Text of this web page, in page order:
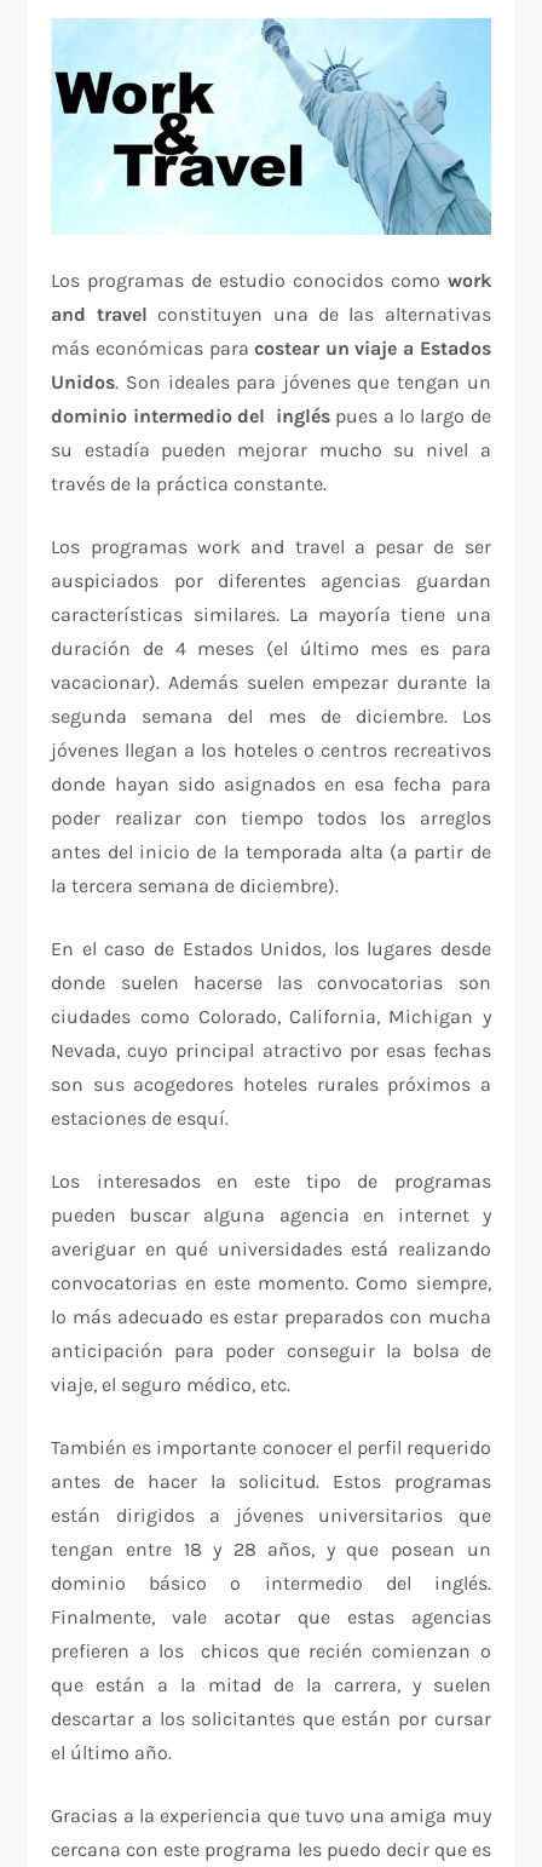
Los programas de estudio conocidos como work
and travel constituyen una de las alternativas
más económicas paracostear un viaje a Estados
Unidos. Son ideales para jóvenes que tengan un
dominio intermedio del ingléspues a lo largo de
su estadía pueden mejorar mucho su nivel a
través de la práctica constante.
Los programas work and travel a pesar de ser
auspiciados por diferentes agencias guardan
características similares. La mayoría tiene una
duración de 4 meses (el último mes es para
vacacionar). Además suelen empezar durante la
segunda semana del mes de diciembre. Los
jóvenes llegan a los hoteles o centros recreativos
donde hayan sido asignados en esa fecha para
poder realizar con tiempo todos los arreglos
antes del inicio de la temporada alta (a partir de
la tercera semana de diciembre).
En el caso de Estados Unidos, los lugares desde
donde suelen hacerse las convocatorias son
ciudades como Colorado, California, Michigan y
Nevada, cuyo principal atractivo por esas fechas
son sus acogedores hoteles rurales próximos a
estaciones de esquí.
Los interesados en este tipo de programas
pueden buscar alguna agencia en internet y
averiguar en qué universidades está realizando
convocatorias en este momento. Como siempre,
lo más adecuado es estar preparados con mucha
anticipación para poder conseguir la bolsa de
viaje, el seguro médico, etc.
También es importante conocer el perfil requerido
antes de hacer la solicitud. Estos programas
están dirigidos a jóvenes universitarios que
tengan entre 18 y 28 años, y que posean un
dominio básico o intermedio del inglés.
Finalmente, vale acotar que estas agencias
prefieren a los chicos que recién comienzan o
que están a la mitad de la carrera, y suelen
descartar a los solicitantes que están por cursar
el último año.
Gracias a la experiencia que tuvo una amiga muy
cercana con este programa les puedo decir que es